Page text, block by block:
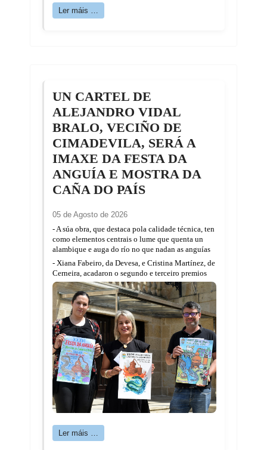
Ler máis …
UN CARTEL DE
ALEJANDRO VIDAL
BRALO, VECIÑO DE
CIMADEVILA, SERÁ A
IMAXE DA FESTA DA
ANGUÍA E MOSTRA DA
CAÑA DO PAÍS
05 de Agosto de 2026
- A súa obra, que destaca pola calidade técnica, ten
como elementos centrais o lume que quenta un
alambique e auga do río no que nadan as anguías
- Xiana Fabeiro, da Devesa, e Cristina Martínez, de
Cerneira, acadaron o segundo e terceiro premios
Ler máis …